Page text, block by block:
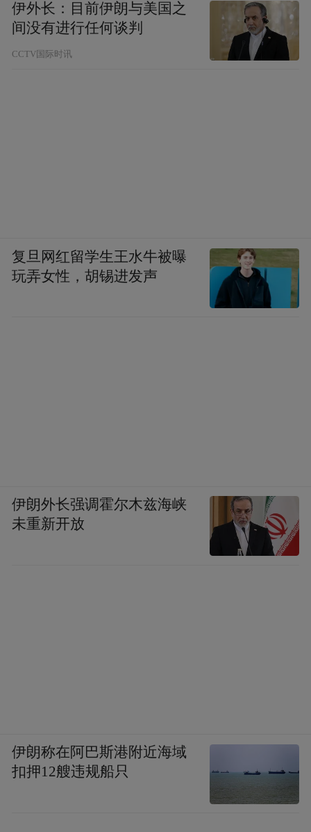
伊外长：目前伊朗与美国之
间没有进行任何谈判
CCTV国际时讯
复旦网红留学生王水牛被曝
玩弄女性，胡锡进发声
伊朗外长强调霍尔木兹海峡
未重新开放
伊朗称在阿巴斯港附近海域
扣押12艘违规船只